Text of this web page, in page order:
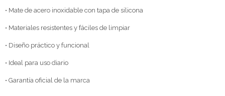
• Mate de acero inoxidable con tapa de silicona
• Materiales resistentes y fáciles de limpiar
• Diseño práctico y funcional
• Ideal para uso diario
• Garantía oficial de la marca